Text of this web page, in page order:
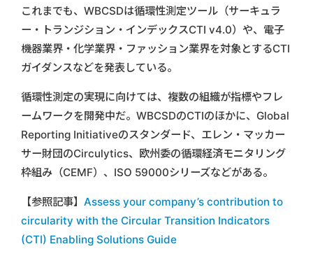
これまでも、WBCSDは循環性測定ツール（サーキュラ
ー・トランジション・インデックスCTI v4.0）や、電子
機器業界・化学業界・ファッション業界を対象とするCTI
ガイダンスなどを発表している。
循環性測定の実現に向けては、複数の組織が指標やフレ
ームワークを開発中だ。WBCSDのCTIのほかに、Global
Reporting Initiativeのスタンダード、エレン・マッカー
サー財団のCirculytics、欧州委の循環経済モニタリング
枠組み（CEMF）、ISO 59000シリーズなどがある。
【参照記事】 Assess your company’s contribution to
circularity with the Circular Transition Indicators
(CTI) Enabling Solutions Guide